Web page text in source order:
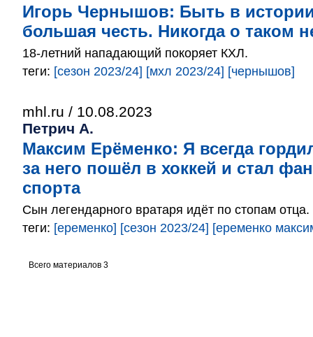
Игорь Чернышов: Быть в
большая честь. Никогда о таком
18-летний нападающий покоряет КХЛ.
теги: [сезон 2023/24] [мхл 2023/24] [чернышов]
mhl.ru / 10.08.2023
Петрич А.
Максим Ерёменко: Я всегда
за него пошёл в хоккей и стал
спорта
Сын легендарного вратаря идёт по стопам отца.
теги: [еременко] [сезон 2023/24] [еременко
Всего материалов 3